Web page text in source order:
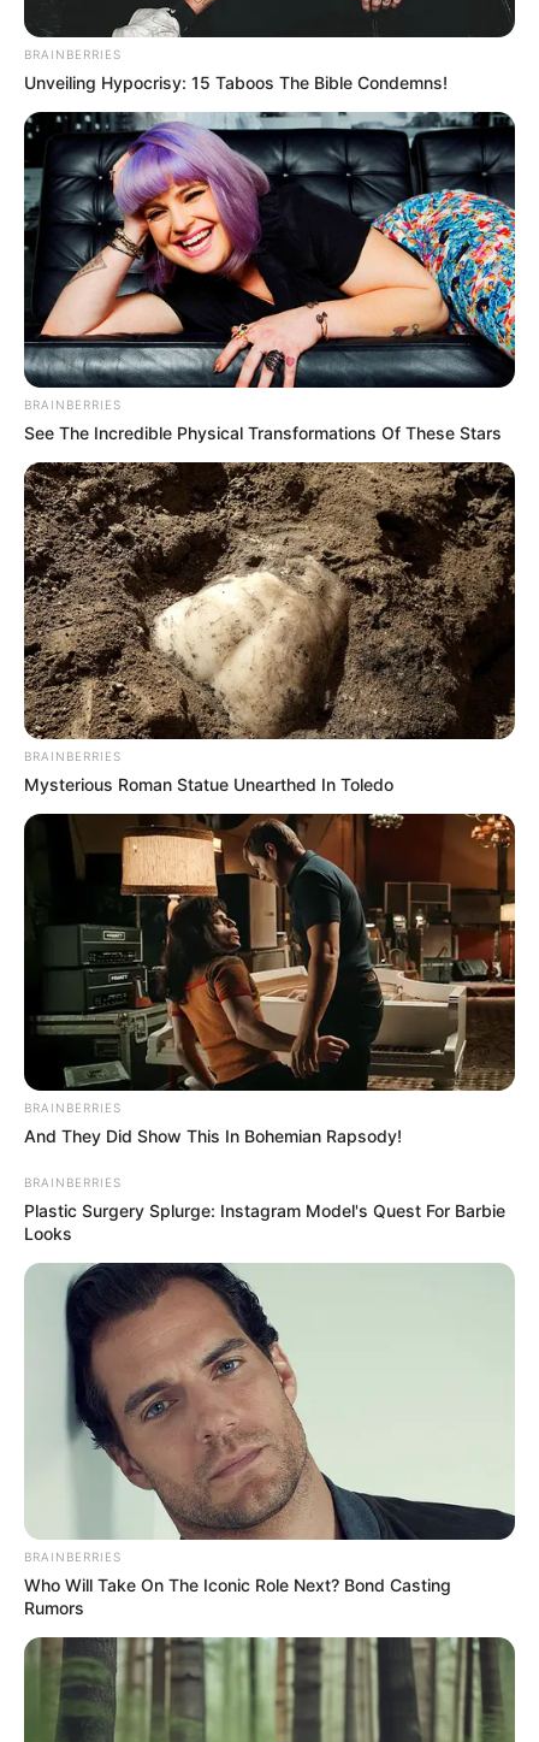
ALERTA PAISA
Tres personas fueron rescatadas tras
permanecer atrapadas en una cascada
de La Ceja
NOTICIAS ANTIOQUIA
Rescatan 14 personas que
se extraviaron en
VALLE DE ABURRÁ
Este año han sido
encontrados y rescatados
seis perros y un gato en la
Terminal del Norte de
Medellín
ANTIOQUIA
Encuentran sin vida a dos
de los desaparecidos tras
volcamiento de una draga
en El Bagre, Antioquia
BELLO, ANTIOQUIA
Comunidad rescató con
vida a dos personas que
quedaron atrapadas en un
deslizamiento en Bello
LA ESTRELLA - ANTIOQUIA
[Video] Dos hombres
NOTICIAS ANTIOQUIA
Rescatan a tres jóvenes
que estaban en poder de
“La Camila” en Bello
Rescataron con vida a
cuatro mineros que
quedaron atrapados en
BRAINBERRIES
Unveiling Hypocrisy: 15 Taboos The Bible Condemns!
BRAINBERRIES
See The Incredible Physical Transformations Of These Stars
BRAINBERRIES
Mysterious Roman Statue Unearthed In Toledo
BRAINBERRIES
And They Did Show This In Bohemian Rapsody!
BRAINBERRIES
Plastic Surgery Splurge: Instagram Model's Quest For Barbie
Looks
BRAINBERRIES
Who Will Take On The Iconic Role Next? Bond Casting
Rumors